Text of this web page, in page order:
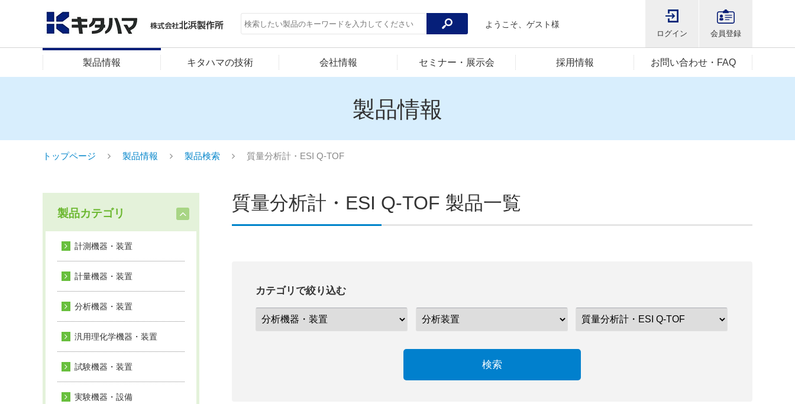
ようこそ、ゲスト様
ログイン 会員登録
製品情報 キタハマの技術 会社情報 セミナー・展示会 採用情報 お問い合わせ・FAQ
製品情報
トップページ 製品情報 製品検索 質量分析計・ESI Q-TOF
製品カテゴリ
計測機器・装置
計量機器・装置
分析機器・装置
汎用理化学機器・装置
試験機器・装置
実験機器・設備
質量分析計・ESI Q-TOF 製品一覧
カテゴリで絞り込む
検索